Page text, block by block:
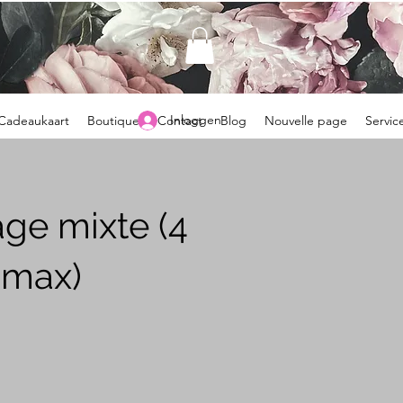
Boutique Contact Blog Nouvelle page
Inloggen
mixte (4